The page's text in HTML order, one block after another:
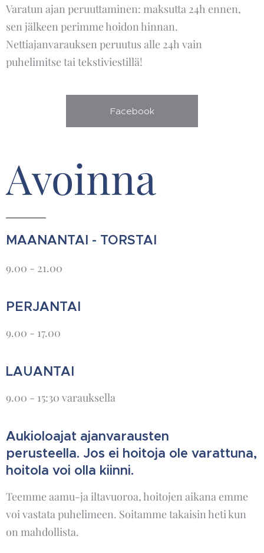
Varatun ajan peruuttaminen: maksutta 24h ennen,
sen jälkeen perimme hoidon hinnan.
Nettiajanvarauksen peruutus alle 24h vain
puhelimitse tai tekstiviestillä!
Facebook
Avoinna
MAANANTAI - TORSTAI
9.00 - 21.00
PERJANTAI
9.00 - 17.00
LAUANTAI
9.00 - 15:30 varauksella
Aukioloajat ajanvarausten
perusteella. Jos ei hoitoja ole varattuna,
hoitola voi olla kiinni.
Teemme aamu-ja iltavuoroa, hoitojen aikana emme
voi vastata puhelimeen. Soitamme takaisin heti kun
on mahdollista.